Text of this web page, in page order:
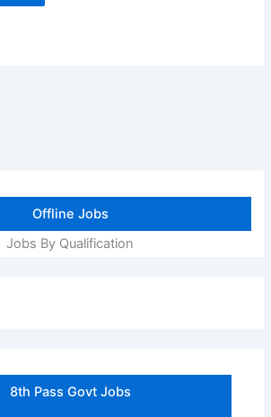
Offline Jobs
Jobs By Qualification
8th Pass Govt Jobs